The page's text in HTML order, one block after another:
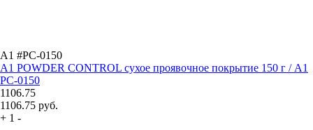
A1 #РС-0150
A1 POWDER CONTROL сухое проявочное покрытие 150 г / A1
РС-0150
1106.75
1106.75 руб.
+ 1 -